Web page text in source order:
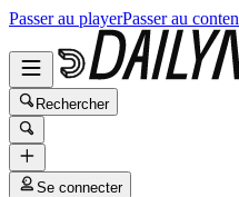
Passer au playerPasser au
Rechercher
Se connecter